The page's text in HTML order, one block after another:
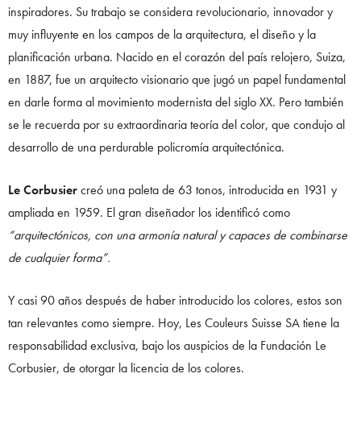
inspiradores. Su trabajo se considera revolucionario, innovador y
muy influyente en los campos de la arquitectura, el diseño y la
planificación urbana. Nacido en el corazón del país relojero, Suiza,
en 1887, fue un arquitecto visionario que jugó un papel fundamental
en darle forma al movimiento modernista del siglo XX. Pero también
se le recuerda por su extraordinaria teoría del color, que condujo al
desarrollo de una perdurable policromía arquitectónica.
Le Corbusiercreó una paleta de 63 tonos, introducida en 1931 y
ampliada en 1959. El gran diseñador los identificó como
“arquitectónicos, con una armonía natural y capaces de combinarse
de cualquier forma”.
Y casi 90 años después de haber introducido los colores, estos son
tan relevantes como siempre. Hoy, Les Couleurs Suisse SA tiene la
responsabilidad exclusiva, bajo los auspicios de la Fundación Le
Corbusier, de otorgar la licencia de los colores.